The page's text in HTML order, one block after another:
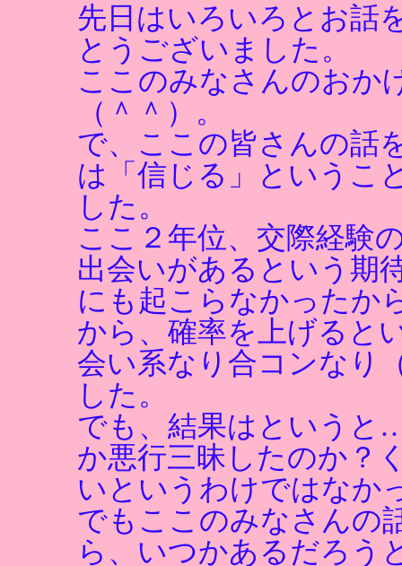
先日はいろいろとお話
とうございました。
ここのみなさんのおか
（＾＾）。
で、ここの皆さんの話
は「信じる」というこ
した。
ここ２年位、交際経験
出会いがあるという期
にも起こらなかったか
から、確率を上げると
会い系なり合コンなり
した。
でも、結果はというと
か悪行三昧したのか？
いというわけではなか
でもここのみなさんの
ら、いつかあるだろう